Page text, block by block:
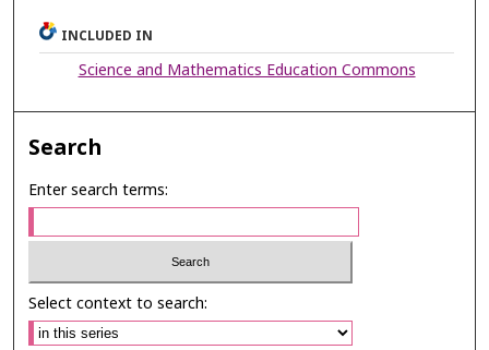
INCLUDED IN
Science and Mathematics Education Commons
Search
Enter search terms:
Select context to search: